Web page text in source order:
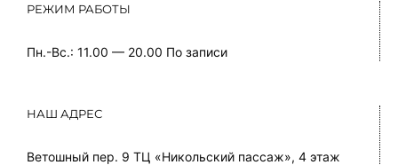
РЕЖИМ РАБОТЫ
Пн.-Вс.: 11.00 — 20.00 По записи
НАШ АДРЕС
Ветошный пер. 9 ТЦ «Никольский пассаж», 4 этаж